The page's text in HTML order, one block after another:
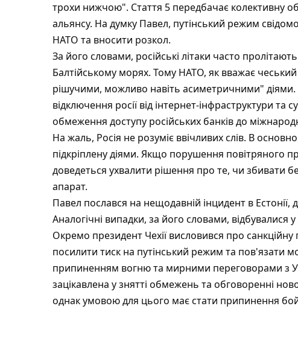
трохи нижчою". Стаття 5 передбачає колективну
альянсу. На думку Павел, путінський режим свідомо
НАТО та вносити розкол.
За його словами, російські літаки часто
Балтійському морях. Тому НАТО, як вважає чеський
рішучими, можливо навіть асиметричними" діями.
відключення росії від інтернет-інфраструктури та
обмеження доступу російських банків до
На жаль, Росія не розуміє ввічливих слів. В
підкріплену діями. Якщо порушення повітряного
доведеться ухвалити рішення про те, чи збивати
апарат.
Павел послався на нещодавній інцидент в
Аналогічні випадки, за його словами, відбувалися у
Окремо президент Чехії висловився про санкційну
посилити тиск на путінський режим та пов'язати
припиненням вогню та мирними переговорами з
зацікавлена ​​у знятті обмежень та обговоренні
однак умовою для цього має стати припинення